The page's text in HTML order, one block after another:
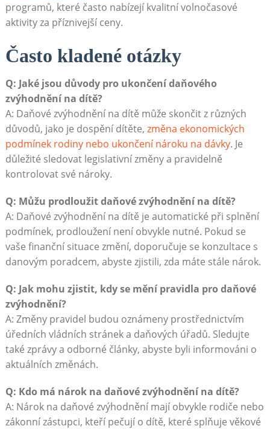
programů, které často nabízejí kvalitní volnočasové
aktivity za příznivejší ceny.
Často kladené otázky
Q: Jaké jsou důvody pro ukončení daňového
zvýhodnění na dítě?
A: Daňové zvýhodnění na dítě může skončit z různých
důvodů, jako je dospění dítěte, změna ekonomických
podmínek rodiny nebo ukončení nároku na dávky. Je
důležité sledovat legislativní změny a pravidelně
kontrolovat své nároky.
Q: Můžu prodloužit daňové zvýhodnění na dítě?
A: Daňové zvýhodnění na dítě je automatické při splnění
podmínek, prodloužení není obvykle nutné. Pokud se
vaše finanční situace změní, doporučuje se konzultace s
danovým poradcem, abyste zjistili, zda máte stále nárok.
Q: Jak mohu zjistit, kdy se mění pravidla pro daňové
zvýhodnění?
A: Změny pravidel budou oznámeny prostřednictvím
úředních vládních stránek a daňových úřadů. Sledujte
také zprávy a odborné články, abyste byli informováni o
aktuálních změnách.
Q: Kdo má nárok na daňové zvýhodnění na dítě?
A: Nárok na daňové zvýhodnění mají obvykle rodiče nebo
zákonní zástupci, kteří pečují o dítě, které splňuje věkové